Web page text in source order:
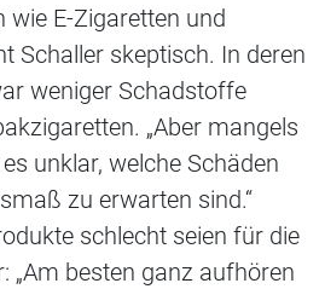
E-Zigaretten und
Schaller skeptisch. In deren
weniger Schadstoffe
„Aber mangels
unklar, welche Schäden
zu erwarten sind.“
schlecht seien für die
„Am besten ganz aufhören